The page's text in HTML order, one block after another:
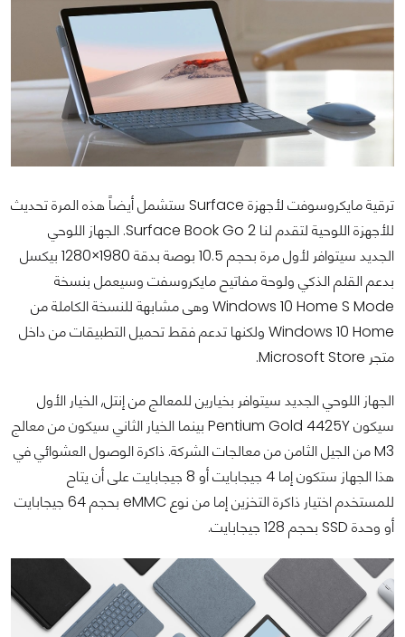
ترقية مايكروسوفت لأجهزة Surface ستشمل أيضاً هذه المرة تحديث
للأجهزة اللوحية لتقدم لنا Surface Book Go 2. الجهاز اللوحي
الجديد سيتوافر لأول مرة بحجم 10.5 بوصة بدقة 1980×1280 بيكسل
بدعم القلم الذكي ولوحة مفاتيح مايكروسفت وسيعمل بنسخة
Windows 10 Home S Mode وهى مشابهة للنسخة الكاملة من
Windows 10 Home ولكنها تدعم فقط تحميل التطبيقات من داخل
متجر Microsoft Store.
الجهاز اللوحي الجديد سيتوافر بخيارين للمعالج من إنتل, الخيار الأول
سيكون Pentium Gold 4425Y بينما الخيار الثاني سيكون من معالج
M3 من الجيل الثامن من معالجات الشركة. ذاكرة الوصول العشوائي في
هذا الجهاز ستكون إما 4 جيجابايت أو 8 جيجابايت على أن يتاح
للمستخدم اختيار ذاكرة التخزين إما من نوع eMMC بحجم 64 جيجابايت
أو وحدة SSD بحجم 128 جيجابايت.